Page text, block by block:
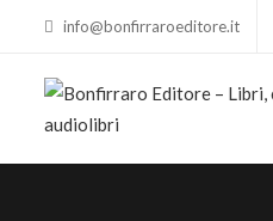
info@bonfirraroeditore.it